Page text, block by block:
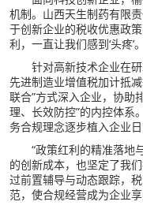
机制。山西天生制药有限
于创新企业的税收优惠政
利，一直让我们感到‘头疼’
针对高新技术企业在
先进制造业增值税加计抵
联合”方式深入企业，协助
理、长效防控”的内控体系
务合规理念逐步植入企业日
“政策红利的精准落地
的创新成本，也坚定了我
过前置辅导与动态跟踪，
范，使合规经营成为企业